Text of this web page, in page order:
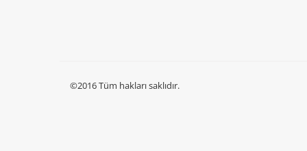
©2016 Tüm hakları saklıdır.